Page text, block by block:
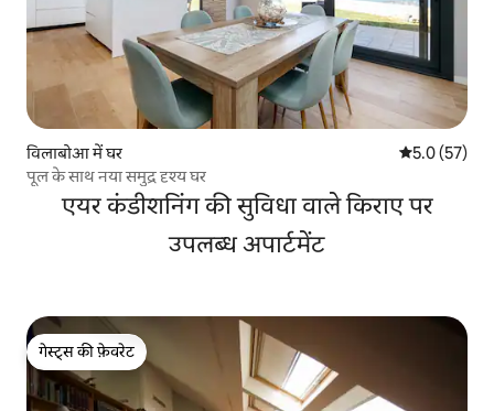
विलाबोआ में घर औसत रेटिंग 5
5.0 (57)
पूल के साथ नया समुद्र दृश्य घर
एयर कंडीशनिंग की सुविधा वाले किराए पर
उपलब्ध अपार्टमेंट
गेस्ट्स की फ़ेवरेट
गेस्ट्स की फ़ेवरेट